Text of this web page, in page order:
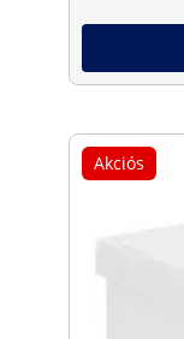
Akciós